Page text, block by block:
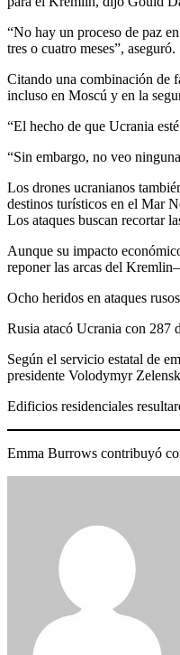
“No hay un proceso de paz
tres o cuatro meses”, aseguró.
Citando una combinación de
incluso en Moscú y en la
“El hecho de que Ucrania
“Sin embargo, no veo
Los drones ucranianos
destinos turísticos en el Mar
Los ataques buscan recortar
Aunque su impacto
reponer las arcas del
Ocho heridos en ataques
Rusia atacó Ucrania con 287
Según el servicio estatal de
presidente Volodymyr
Edificios residenciales
Emma Burrows contribuyó